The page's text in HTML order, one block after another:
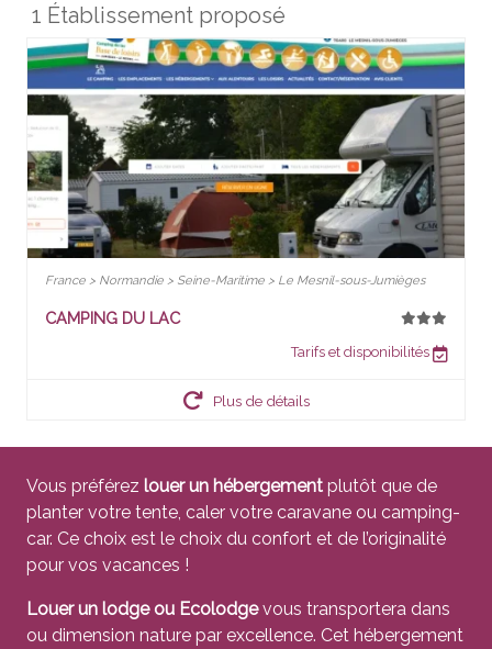
1 Établissement proposé
France > Normandie > Seine-Maritime > Le Mesnil-sous-Jumièges
CAMPING DU LAC
Tarifs et disponibilités
Plus de détails
Vous préférez louer un hébergement plutôt que de
planter votre tente, caler votre caravane ou camping-
car. Ce choix est le choix du confort et de l’originalité
pour vos vacances !
Louer un lodge ou Ecolodgevous transportera dans
ou dimension nature par excellence. Cet hébergement